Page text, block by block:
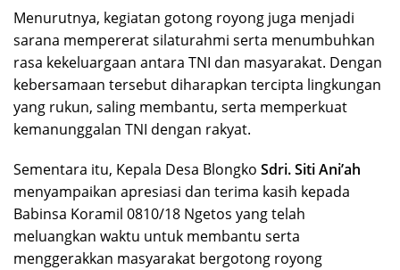
Menurutnya, kegiatan gotong royong juga menjadi
sarana mempererat silaturahmi serta menumbuhkan
rasa kekeluargaan antara TNI dan masyarakat. Dengan
kebersamaan tersebut diharapkan tercipta lingkungan
yang rukun, saling membantu, serta memperkuat
kemanunggalan TNI dengan rakyat.
Sementara itu, Kepala Desa Blongko Sdri. Siti Ani’ah
menyampaikan apresiasi dan terima kasih kepada
Babinsa Koramil 0810/18 Ngetos yang telah
meluangkan waktu untuk membantu serta
menggerakkan masyarakat bergotong royong